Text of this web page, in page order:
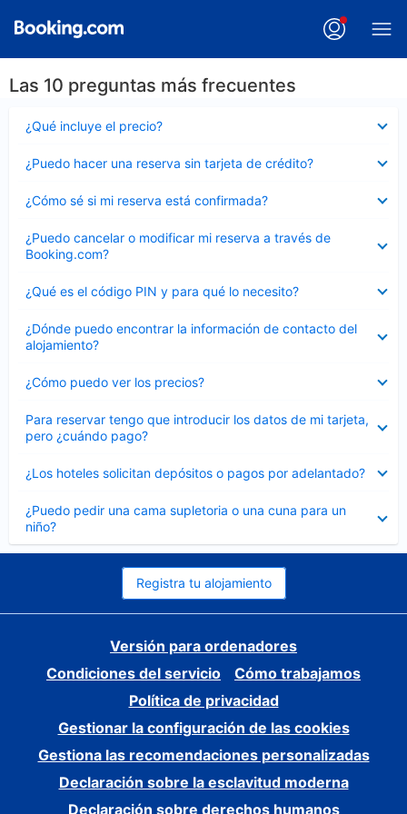
Las 10 preguntas más frecuentes
¿Qué incluye el precio?
cerrado
¿Puedo hacer una reserva sin tarjeta de crédito?
cerrado
¿Cómo sé si mi reserva está confirmada?
cerrado
¿Puedo cancelar o modificar mi reserva a través de
Booking.com?
cerrado
¿Qué es el código PIN y para qué lo necesito?
cerrado
¿Dónde puedo encontrar la información de contacto del
alojamiento?
cerrado
¿Cómo puedo ver los precios?
cerrado
Para reservar tengo que introducir los datos de mi tarjeta,
pero ¿cuándo pago?
cerrado
¿Los hoteles solicitan depósitos o pagos por adelantado?
cerrado
¿Puedo pedir una cama supletoria o una cuna para un
niño?
cerrado
Registra tu alojamiento
Versión para ordenadores
Condiciones del servicio
Cómo trabajamos
Política de privacidad
Gestionar la configuración de las cookies
Gestiona las recomendaciones personalizadas
Declaración sobre la esclavitud moderna
Declaración sobre derechos humanos